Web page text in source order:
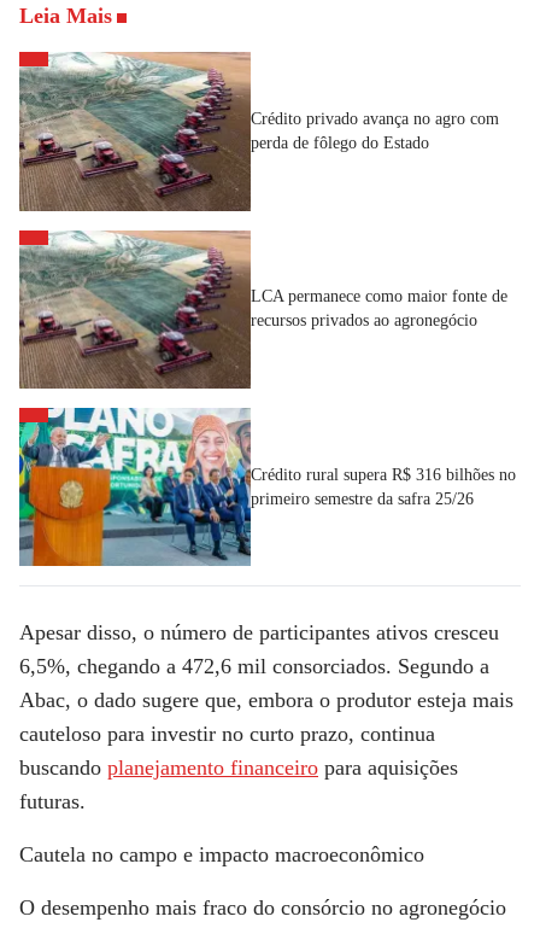
Leia Mais
Crédito privado avança no agro com
perda de fôlego do Estado
LCA permanece como maior fonte de
recursos privados ao agronegócio
Crédito rural supera R$ 316 bilhões no
primeiro semestre da safra 25/26
Apesar disso, o número de participantes ativos cresceu
6,5%, chegando a 472,6 mil consorciados. Segundo a
Abac, o dado sugere que, embora o produtor esteja mais
cauteloso para investir no curto prazo, continua
buscando planejamento financeiro para aquisições
futuras.
Cautela no campo e impacto macroeconômico
O desempenho mais fraco do consórcio no agronegócio